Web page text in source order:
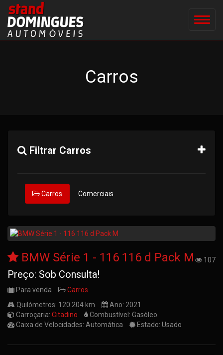
Carros
Filtrar Carros
Carros Comerciais
107
BMW Série 1 - 116 116 d Pack M
Preço: Sob Consulta!
Para venda
Carros
Quilómetros: 120.204 km
Ano: 2021
Carroçaria: Citadino
Combustível: Gasóleo
Caixa de Velocidades: Automática
Estado: Usado